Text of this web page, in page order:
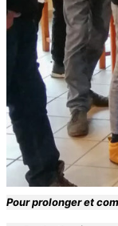
Pour prolonger et